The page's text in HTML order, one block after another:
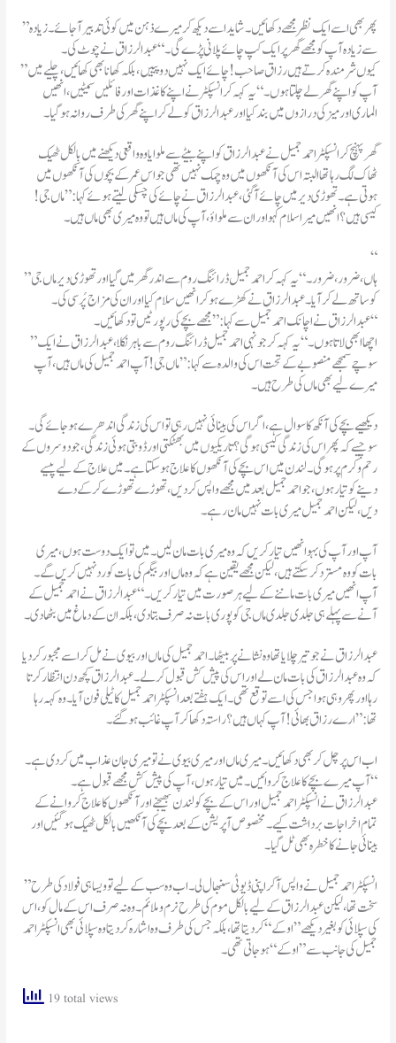
”پھر بھی اسے ایک نظر مجھے دکھائیں۔شاید اسے دیکھ کر میرے ذہن میں کوئی تدبیر آجائے۔زیادہ
سے زیادہ آپ کو مجھے گھر پر ایک کپ چائے پلانی پڑے گی۔“عبدالرزاق نے چوٹ کی۔
”کیوں شرمندہ کرتے ہیں رزاق صاحب!چائے ایک نہیں دو پییں،بلکہ کھانا بھی کھائیں،چلیے میں
آپ کو اپنے گھر لے چلتا ہوں۔“یہ کہہ کر انسپکٹر نے اپنے کاغذات اور فائلیں سمیٹیں ،انھیں
الماری اور میز کی درازوں میں بند کیا اور عبدالرزاق کو لے کر اپنے گھر کی طرف روانہ ہو گیا۔
گھر پہنچ کر انسپکٹر احمد جمیل نے عبدالرزاق کو اپنے بیٹے سے ملوایا وہ واقعی دیکھنے میں بالکل ٹھیک
ٹھاک لگ رہا تھا البتہ اس کی آنکھوں میں وہ چمک نہیں تھی جو اس عمر کے بچوں کی آنکھوں میں
ہوتی ہے ۔تھوڑی دیر میں چائے آگئی ،عبدالرزاق نے چائے کی چسکی لیتے ہوئے کہا:”ماں جی!
کیسی ہیں؟انھیں میرا سلام کہو اور ان سے ملواؤ،آپ کی ماں ہیں تو وہ میری بھی ماں ہیں۔
“
”ہاں،ضرور ،ضرور۔“یہ کہہ کر احمد جمیل ڈرائنگ روم سے اندر گھر میں گیا اور تھوڑی دیر ماں جی
کو ساتھ لے کر آیا۔عبدالرزاق نے کھڑے ہو کر انھیں سلام کیا اور ان کی مزاج پُرسی کی۔
عبدالرزاق نے اچانک احمد جمیل سے کہا:”مجھے بچے کی رپورٹیں تو دکھائیں۔“
”اچھا ابھی لاتا ہوں۔“یہ کہہ کر جونہی احمد جمیل ڈرائنگ روم سے باہر نکلا،عبدالرزاق نے ایک
سوچے سمجھے منصوبے کے تحت اس کی والدہ سے کہا:”ماں جی!آپ احمد جمیل کی ماں ہیں، آپ
میرے لیے بھی ماں کی طرح ہیں ۔
دیکھیے بچے کی آنکھ کا سوال ہے ،اگر اس کی بینائی نہیں رہی تو اس کی زندگی اندھرے ہو جائے گی۔
سوچیے کہ پھر اس کی زندگی کیسی ہو گی؟تاریکیوں میں بھٹکتی اور ڈوبتی ہوئی زندگی ،جو دوسروں کے
رحم وکرم پر ہوگی ۔لند ن میں اس بچے کی آنکھوں کا علاج ہو سکتاہے ۔میں علاج کے لیے پیسے
دینے کو تیارہوں ،جو احمد جمیل بعد میں مجھے واپس کردیں ،تھوڑے تھوڑے کرکے دے
دیں،لیکن احمد جمیل میری بات نہیں مان رہے ۔
آپ اور آپ کی بہو انھیں تیار کریں کہ وہ میری بات مان لیں۔میں تو ایک دوست ہوں،میری
بات کو وہ مسترد کر سکتے ہیں،لیکن مجھے یقین ہے کہ وہ ماں اور بیگم کی بات کورد نہیں کریں گے۔
آپ انھیں میری بات ماننے کے لیے ہر صورت میں تیار کریں۔“عبدالرزاق نے احمد جمیل کے
آنے سے پہلے ہی جلدی جلدی ماں جی کو پوری بات نہ صرف بتادی،بلکہ ان کے دماغ میں بٹھادی۔
عبدالرزاق نے جو تیر چلایا تھا وہ نشانے پر بیٹھا۔احمد جمیل کی ماں اور بیوی نے مل کر اسے مجبور کرد یا
کہ وہ عبدالرزاق کی بات مان لے اور اس کی پیش کش قبول کرلے۔عبدالرزاق کچھ دن انتظار کرتا
رہا اور پھر وہی ہوا جس کی اسے توقع تھی۔ایک ہفتے بعد انسپکٹر احمد جمیل کا ٹیلی فون آیا۔وہ کہہ رہا
تھا:”ارے رزاق بھائی!آپ کہاں ہیں؟راستہ دکھا کر آپ غائب ہو گئے۔
اب اس پر چل کر بھی دکھائیں۔میری ماں اور میری بیوی نے تو میری جان عذاب میں کردی ہے ۔
آپ میرے بچے کا علاج کروائیں۔میں تیار ہوں،آپ کی پیش کش مجھے قبول ہے۔“
عبدالرزاق نے انسپکٹر احمد جمیل اور اس کے بچے کو لندن بھیجنے اور آنکھوں کا علاج کروانے کے
تمام اخراجات برداشت کیے۔مخصوص آپریشن کے بعدبچے کی آنکھیں بالکل ٹھیک ہو گئیں اور
بینائی جانے کا خطرہ بھی ٹل گیا۔
”انسپکٹر احمد جمیل نے واپس آکر اپنی ڈیوٹی سنبھال لی۔اب وہ سب کے لیے تو ویسا ہی فولاد کی طرح
سخت تھا،لیکن عبدالرزاق کے لیے بالکل موم کی طرح نرم وملائم ۔وہ نہ صرف اس کے مال کو ،اس
کی سپلائی کو بغیر دیکھے”اوکے“کر دیتا تھا ،بلکہ جس کی طرف وہ اشارہ کردیتا وہ سپلائی بھی انسپکٹر احمد
جمیل کی جانب سے ”اوکے“ہوجاتی تھی۔
19 total views